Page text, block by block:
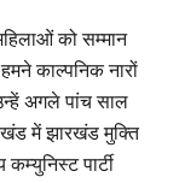
को सम्मान
काल्पनिक नारों
अगले पांच साल
में झारखंड मुक्ति
कम्युनिस्ट पार्टी